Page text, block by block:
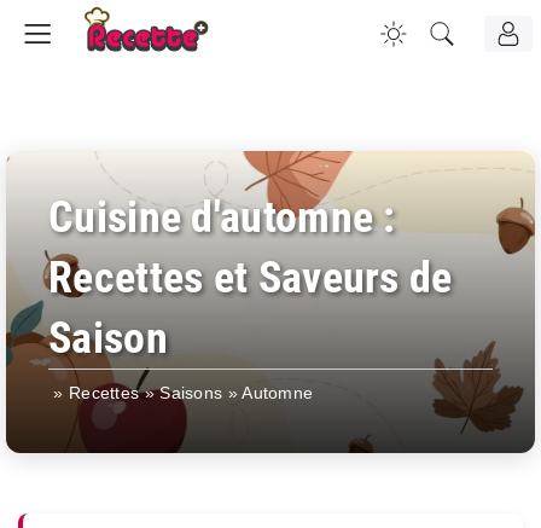
Cuisine d'automne :
Recettes et Saveurs de
Saison
» Recettes»Saisons »Automne